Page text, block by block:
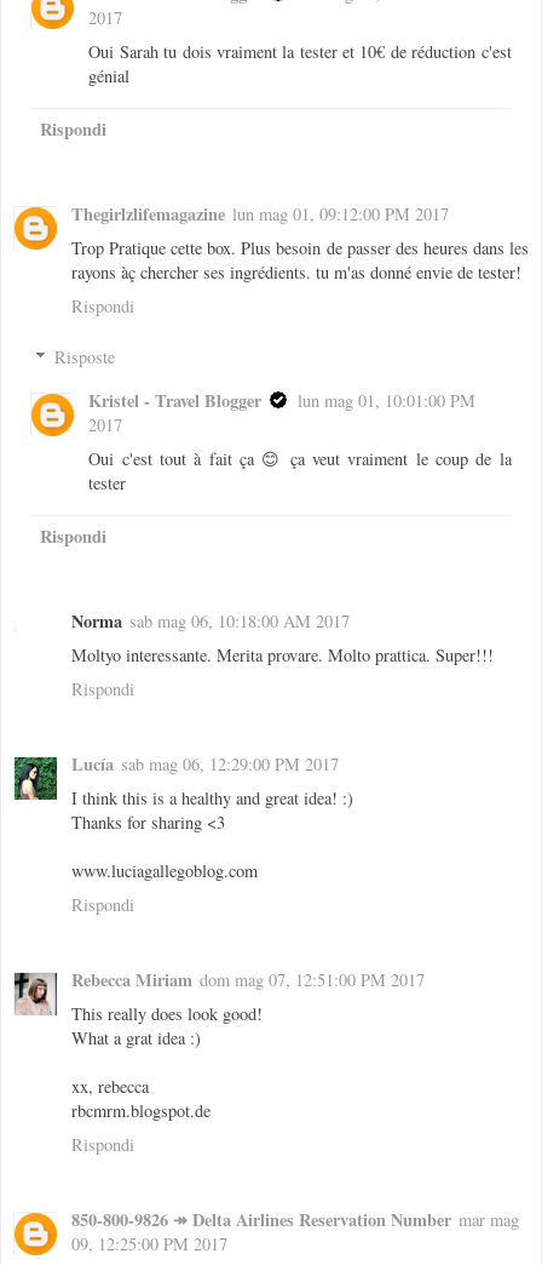
2017
Oui Sarah tu dois vraiment la tester et 10€ de réduction c'est
génial
Rispondi
Thegirlzlifemagazine lun mag 01, 09:12:00 PM 2017
Trop Pratique cette box. Plus besoin de passer des heures dans les
rayons àç chercher ses ingrédients. tu m'as donné envie de tester!
Rispondi
Risposte
Kristel - Travel Blogger
lun mag 01, 10:01:00 PM
2017
Oui c'est tout à fait ça 😊 ça veut vraiment le coup de la
tester
Rispondi
Norma sab mag 06, 10:18:00 AM 2017
Moltyo interessante. Merita provare. Molto prattica. Super!!!
Rispondi
Lucía sab mag 06, 12:29:00 PM 2017
I think this is a healthy and great idea! :)
Thanks for sharing <3
www.luciagallegoblog.com
Rispondi
Rebecca Miriam dom mag 07, 12:51:00 PM 2017
This really does look good!
What a grat idea :)
xx, rebecca
rbcmrm.blogspot.de
Rispondi
850-800-9826 ↠ Delta Airlines Reservation Number mar mag
09, 12:25:00 PM 2017